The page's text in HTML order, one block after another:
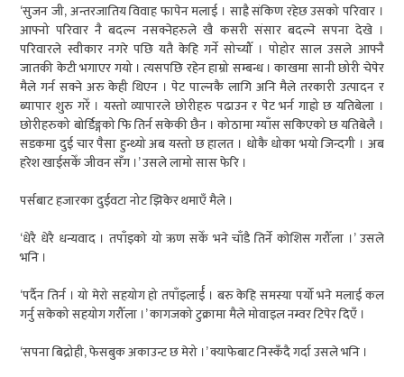
‘सुजन जी, अन्तरजातिय विवाह फापेन मलाई । साह्रै संकिण रहेछ उसको परिवार ।
आफ्नो परिवार नै बदल्न नसक्नेहरुले खै कसरी संसार बदल्ने सपना देखे ।
परिवारले स्वीकार नगरे पछि यतै केहि गर्ने सोच्यौँ । पोहोर साल उसले आफ्नै
जातकी केटी भगाएर गयो । त्यसपछि रहेन हाम्रो सम्बन्ध । काखमा सानी छोरी चेपेर
मैले गर्न सक्ने अरु केही थिएन । पेट पाल्नकै लागि अनि मैले तरकारी उत्पादन र
ब्यापार शुरु गरेँ । यस्तो व्यापारले छोरीहरु पढाउन र पेट भर्न गाह्रो छ यतिबेला ।
छोरीहरुको बोर्डिङ्गको फि तिर्न सकेकी छैन । कोठामा ग्याँस सकिएको छ यतिबेलै ।
सडकमा दुई चार पैसा हुन्थ्यो अब यस्तो छ हालत । धोकै धोका भयो जिन्दगी । अब
हरेश खाईसकेँ जीवन सँग ।’ उसले लामो सास फेरि ।
पर्सबाट हजारका दुईवटा नोट झिकेर थमाएँ मैले ।
‘धेरै धेरै धन्यवाद । तपाँइको यो ऋण सकेँ भने चाँडै तिर्ने कोशिस गरौँला ।’ उसले
भनि ।
‘पर्दैन तिर्न । यो मेरो सहयोग हो तपाँइलार्ई । बरु केहि समस्या पर्यो भने मलाई कल
गर्नु सकेको सहयोग गरौँला ।’ कागजको टुक्रामा मैले मोवाइल नम्वर टिपेर दिएँ ।
‘सपना बिद्रोही, फेसबुक अकाउन्ट छ मेरो ।’ क्याफेबाट निस्कँदै गर्दा उसले भनि ।